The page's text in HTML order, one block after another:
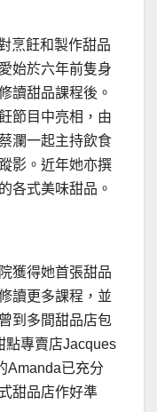
烹飪和製作甜品
始於六年前隻身
讀甜品課程後。
節目中亮相，由
瀾一起主持飲食
影。近年她亦撰
各式美味甜品。
獲得她首張甜品
讀更多課程，並
到多間甜品店包
點專賣店Jacques
Amanda已充分
甜品店作好準